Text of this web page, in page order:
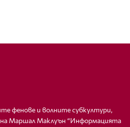
фенове и волните субкултури,
Маршал Маклуън “Информацията